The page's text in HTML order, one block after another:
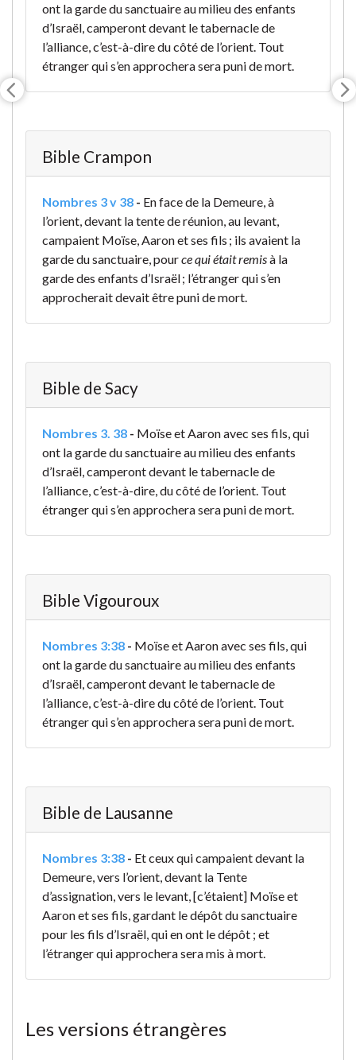
ont la garde du sanctuaire au milieu des enfants
d’Israël, camperont devant le tabernacle de
l’alliance, c’est-à-dire du côté de l’orient. Tout
étranger qui s’en approchera sera puni de mort.
Bible Crampon
Nombres 3 v 38 - En face de la Demeure, à
l’orient, devant la tente de réunion, au levant,
campaient Moïse, Aaron et ses fils ; ils avaient la
garde du sanctuaire, pource qui était remisà la
garde des enfants d’Israël ; l’étranger qui s’en
approcherait devait être puni de mort.
Bible de Sacy
Nombres 3. 38 - Moïse et Aaron avec ses fils, qui
ont la garde du sanctuaire au milieu des enfants
d’Israël, camperont devant le tabernacle de
l’alliance, c’est-à-dire, du côté de l’orient. Tout
étranger qui s’en approchera sera puni de mort.
Bible Vigouroux
Nombres 3:38 - Moïse et Aaron avec ses fils, qui
ont la garde du sanctuaire au milieu des enfants
d’Israël, camperont devant le tabernacle de
l’alliance, c’est-à-dire du côté de l’orient. Tout
étranger qui s’en approchera sera puni de mort.
Bible de Lausanne
Nombres 3:38 - Et ceux qui campaient devant la
Demeure, vers l’orient, devant la Tente
d’assignation, vers le levant, [c’étaient] Moïse et
Aaron et ses fils, gardant le dépôt du sanctuaire
pour les fils d’Israël, qui en ont le dépôt ; et
l’étranger qui approchera sera mis à mort.
Les versions étrangères